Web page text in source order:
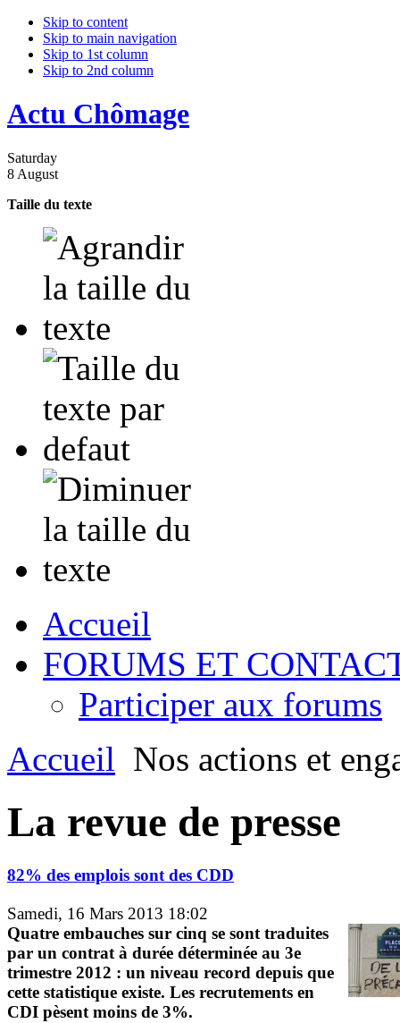
Skip to content
Skip to main navigation
Skip to 1st column
Skip to 2nd column
Actu Chômage
Saturday
8 August
Taille du texte
Accueil
FORUMS ET
Participer aux forums
Accueil Nos actions et
La revue de presse
82% des emplois sont des CDD
Samedi, 16 Mars 2013 18:02
Quatre embauches sur cinq se sont traduites
par un contrat à durée déterminée au 3e
trimestre 2012 : un niveau record depuis que
cette statistique existe. Les recrutements en
CDI pèsent moins de 3%.